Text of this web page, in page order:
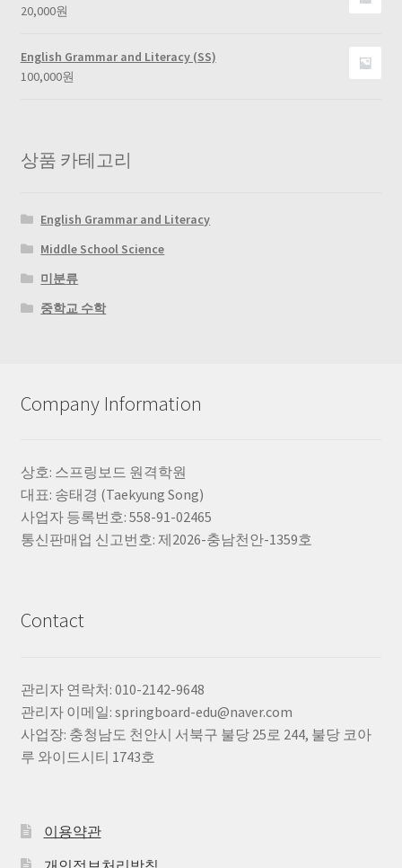
20,000원
English Grammar and Literacy (SS)
100,000원
상품 카테고리
English Grammar and Literacy
Middle School Science
미분류
중학교 수학
Company Information
상호: 스프링보드 원격학원
대표: 송태경 (Taekyung Song)
사업자 등록번호: 558-91-02465
통신판매업 신고번호: 제2026-충남천안-1359호
Contact
관리자 연락처: 010-2142-9648
관리자 이메일: springboard-edu@naver.com
사업장: 충청남도 천안시 서북구 불당 25로 244, 불당 코아
루 와이드시티 1743호
이용약관